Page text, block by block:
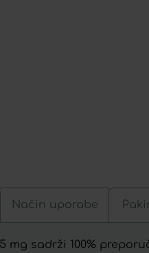
Način uporabe
mg sadrži 100%